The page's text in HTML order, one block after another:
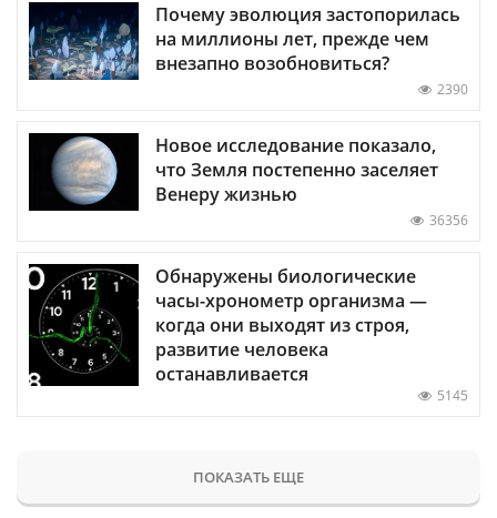
Почему эволюция застопорилась
на миллионы лет, прежде чем
внезапно возобновиться?
2390
Новое исследование показало,
что Земля постепенно заселяет
Венеру жизнью
36356
Обнаружены биологические
часы-хронометр организма —
когда они выходят из строя,
развитие человека
останавливается
5145
ПОКАЗАТЬ ЕЩЕ